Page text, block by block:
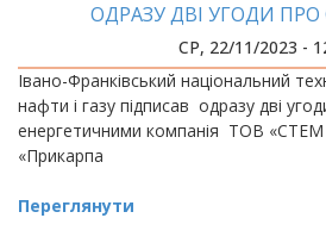
ОДРАЗУ ДВІ УГОДИ
СР, 22/11/2023 -
Івано-Франківський національний
нафти і газу підписав одразу дві
енергетичними компанія ТОВ
«Прикарпа
Переглянути